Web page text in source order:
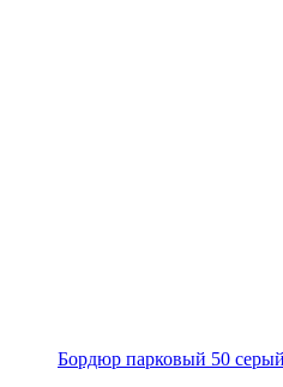
Бордюр парковый 50 серый